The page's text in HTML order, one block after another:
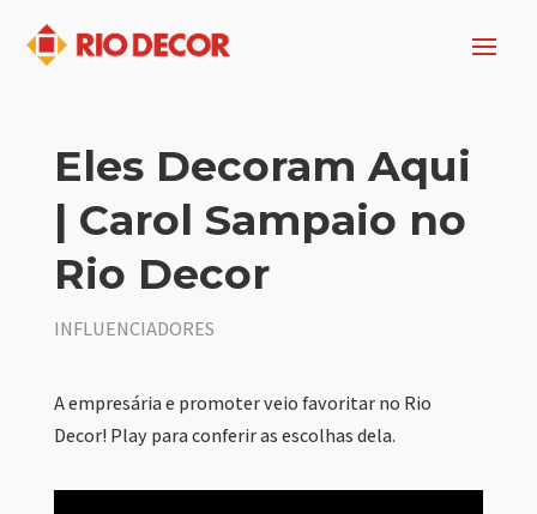
Eles Decoram Aqui
| Carol Sampaio no
Rio Decor
INFLUENCIADORES
A empresária e promoter veio favoritar no Rio
Decor! Play para conferir as escolhas dela.